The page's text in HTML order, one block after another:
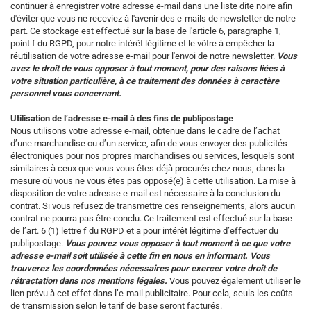
continuer à enregistrer votre adresse e-mail dans une liste dite noire afin
d'éviter que vous ne receviez à l'avenir des e-mails de newsletter de notre
part. Ce stockage est effectué sur la base de l'article 6, paragraphe 1,
point f du RGPD, pour notre intérêt légitime et le vôtre à empêcher la
réutilisation de votre adresse e-mail pour l'envoi de notre newsletter. Vous
avez le droit de vous opposer à tout moment, pour des raisons liées à
votre situation particulière, à ce traitement des données à caractère
personnel vous concernant.
Utilisation de l’adresse e-mail à des fins de publipostage
Nous utilisons votre adresse e-mail, obtenue dans le cadre de l’achat
d’une marchandise ou d’un service, afin de vous envoyer des publicités
électroniques pour nos propres marchandises ou services, lesquels sont
similaires à ceux que vous vous êtes déjà procurés chez nous, dans la
mesure où vous ne vous êtes pas opposé(e) à cette utilisation. La mise à
disposition de votre adresse e-mail est nécessaire à la conclusion du
contrat. Si vous refusez de transmettre ces renseignements, alors aucun
contrat ne pourra pas être conclu. Ce traitement est effectué sur la base
de l’art. 6 (1) lettre f du RGPD et a pour intérêt légitime d’effectuer du
publipostage. Vous pouvez vous opposer à tout moment à ce que votre
adresse e-mail soit utilisée à cette fin en nous en informant. Vous
trouverez les coordonnées nécessaires pour exercer votre droit de
rétractation dans nos mentions légales. Vous pouvez également utiliser le
lien prévu à cet effet dans l’e-mail publicitaire. Pour cela, seuls les coûts
de transmission selon le tarif de base seront facturés.